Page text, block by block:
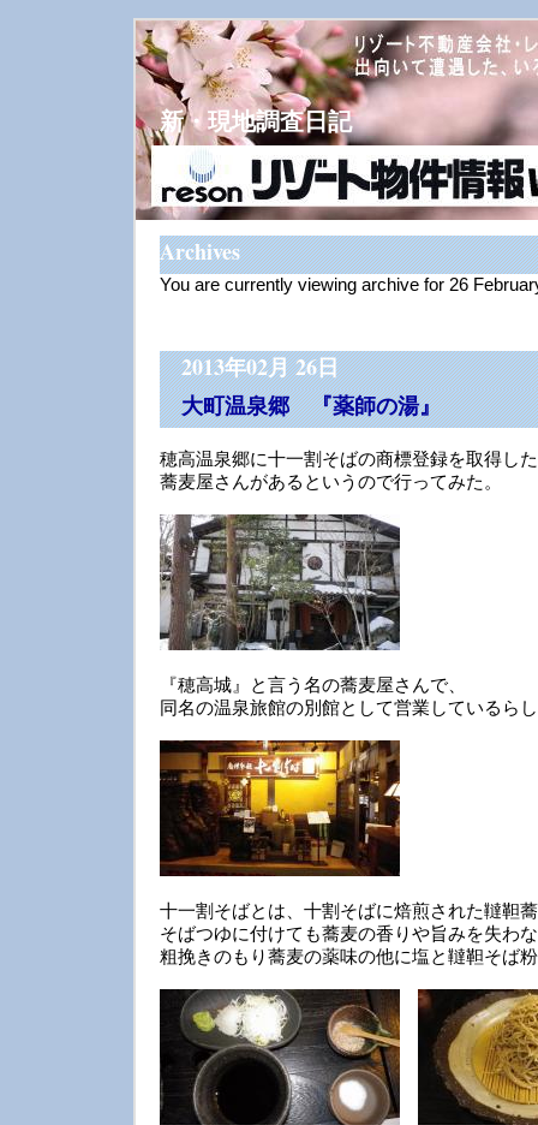
新・現地調査日記
Archives
You are currently viewing archive for 26
2013年02月 26日
大町温泉郷 『薬師の湯』
穂高温泉郷に十一割そばの商標登録を取得した
蕎麦屋さんがあるというので行ってみた。
『穂高城』と言う名の蕎麦屋さんで、
同名の温泉旅館の別館として営業しているら
十一割そばとは、十割そばに焙煎された韃靼
そばつゆに付けても蕎麦の香りや旨みを失わ
粗挽きのもり蕎麦の薬味の他に塩と韃靼そば